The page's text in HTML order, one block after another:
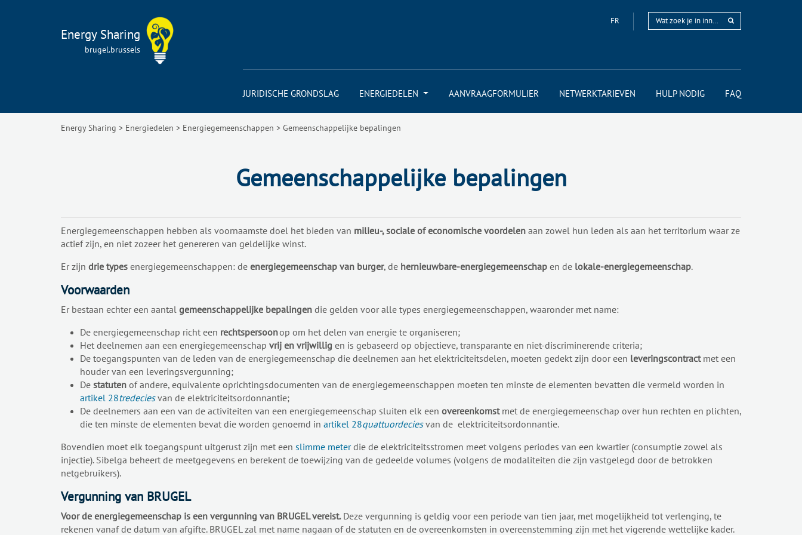
Energy Sharing
brugel.brussels
FR
JURIDISCHE GRONDSLAG ENERGIEDELEN AANVRAAGFORMULIER NETWERKTARIEVEN HULP NODIG FAQ
Energy Sharing > Energiedelen > Energiegemeenschappen > Gemeenschappelijke bepalingen
Gemeenschappelijke bepalingen
Energiegemeenschappen hebben als voornaamste doel het bieden van milieu-, sociale of economische voordelen aan zowel hun leden als aan het territorium waar ze
actief zijn, en niet zozeer het genereren van geldelijke winst.
Er zijn drie types energiegemeenschappen: de energiegemeenschap van burger, de hernieuwbare-energiegemeenschap en de lokale-energiegemeenschap.
Voorwaarden
Er bestaan echter een aantal gemeenschappelijke bepalingen die gelden voor alle types energiegemeenschappen, waaronder met name:
De energiegemeenschap richt een rechtspersoonop om het delen van energie te organiseren;
Het deelnemen aan een energiegemeenschap vrij en vrijwillig en is gebaseerd op objectieve, transparante en niet-discriminerende criteria;
De toegangspunten van de leden van de energiegemeenschap die deelnemen aan het elektriciteitsdelen, moeten gedekt zijn door een leveringscontractmet een
houder van een leveringsvergunning;
De statuten of andere, equivalente oprichtingsdocumenten van de energiegemeenschappen moeten ten minste de elementen bevatten die vermeld worden in
artikel 28tredecies van de elektriciteitsordonnantie;
De deelnemers aan een van de activiteiten van een energiegemeenschap sluiten elk een overeenkomstmet de energiegemeenschap over hun rechten en plichten,
die ten minste de elementen bevat die worden genoemd in artikel 28quattuordecies van de elektriciteitsordonnantie.
Bovendien moet elk toegangspunt uitgerust zijn met een slimme meterdie de elektriciteitsstromen meet volgens periodes van een kwartier (consumptie zowel als
injectie). Sibelga beheert de meetgegevens en berekent de toewijzing van de gedeelde volumes (volgens de modaliteiten die zijn vastgelegd door de betrokken
netgebruikers).
Vergunning van BRUGEL
Voor de energiegemeenschap is een vergunning van BRUGEL vereist.Deze vergunning is geldig voor een periode van tien jaar, met mogelijkheid tot verlenging, te
rekenen vanaf de datum van afgifte. BRUGEL zal met name nagaan of de statuten en de overeenkomsten in overeenstemming zijn met het vigerende wettelijke kader.